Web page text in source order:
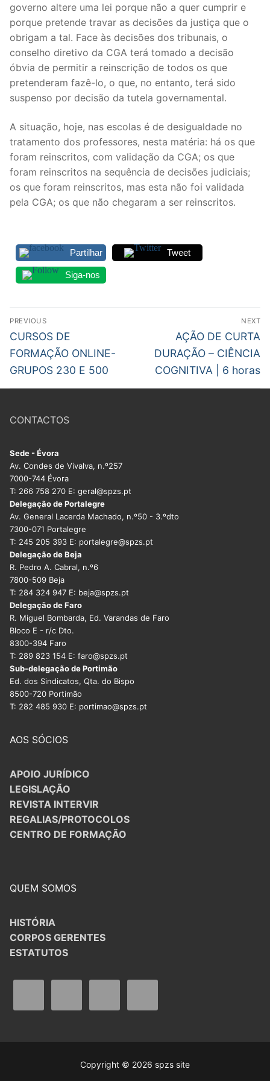
DOCENTES APOSENTADOS
Formação
Área de Sócios
Revista Intervir
governo altere uma lei porque não a quer cumprir e
porque pretende travar as decisões da justiça que o
obrigam a tal. Face às decisões dos tribunais, o
conselho diretivo da CGA terá tomado a decisão
óbvia de permitir a reinscrição de todos os que
pretenderam fazê-lo, o que, no entanto, terá sido
suspenso por decisão da tutela governamental.
A situação, hoje, nas escolas é de desigualdade no
tratamento dos professores, nesta matéria: há os que
foram reinscritos, com validação da CGA; os que
foram reinscritos na sequência de decisões judiciais;
os que foram reinscritos, mas esta não foi validada
pela CGA; os que não chegaram a ser reinscritos.
Partilhar Tweet
Siga-nos
Navegação
de
artigos
PREVIOUS
Previous
post:
CURSOS DE
FORMAÇÃO ONLINE-
GRUPOS 230 E 500
NEXT
Next
post:
AÇÃO DE CURTA
DURAÇÃO – CIÊNCIA
COGNITIVA | 6 horas
CONTACTOS
Sede - Évora
Av. Condes de Vivalva, n.º257
7000-744 Évora
T: 266 758 270 E: geral@spzs.pt
Delegação de Portalegre
Av. General Lacerda Machado, n.º50 - 3.ºdto
7300-071 Portalegre
T: 245 205 393 E: portalegre@spzs.pt
Delegação de Beja
R. Pedro A. Cabral, n.º6
7800-509 Beja
T: 284 324 947 E: beja@spzs.pt
Delegação de Faro
R. Miguel Bombarda, Ed. Varandas de Faro
Bloco E - r/c Dto.
8300-394 Faro
T: 289 823 154 E: faro@spzs.pt
Sub-delegação de Portimão
Ed. dos Sindicatos, Qta. do Bispo
8500-720 Portimão
T: 282 485 930 E: portimao@spzs.pt
AOS SÓCIOS
APOIO JURÍDICO
LEGISLAÇÃO
REVISTA INTERVIR
REGALIAS/PROTOCOLOS
CENTRO DE FORMAÇÃO
QUEM SOMOS
HISTÓRIA
CORPOS GERENTES
ESTATUTOS
Copyright © 2026 spzs site